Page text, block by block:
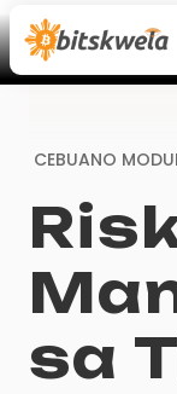
CEBUANO
sa